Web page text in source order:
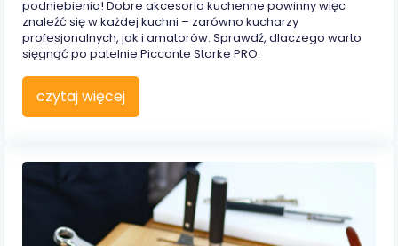
podniebienia! Dobre akcesoria kuchenne powinny więc
znaleźć się w każdej kuchni – zarówno kucharzy
profesjonalnych, jak i amatorów. Sprawdź, dlaczego warto
sięgnąć po patelnie Piccante Starke PRO.
czytaj więcej